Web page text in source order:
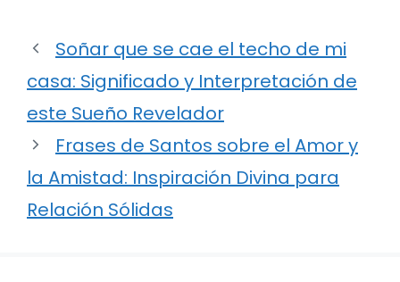
Soñar que se cae el techo de mi
casa: Significado y Interpretación de
este Sueño Revelador
Frases de Santos sobre el Amor y
la Amistad: Inspiración Divina para
Relación Sólidas